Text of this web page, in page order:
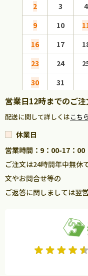
2
3 4
9
10
16
17
23
24
30
31
営業日12時までのご
配送に関して詳しくはこち
休業日
営業時間：9：00-17：00
ご注文は24時間年中無休
文やお問合せ等の
ご返答に関しましては翌